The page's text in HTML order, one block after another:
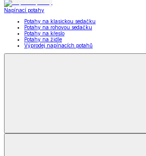
Napínací potahy
Potahy na klasickou sedačku
Potahy na rohovou sedačku
Potahy na křeslo
Potahy na židle
Výprodej napínacích potahů